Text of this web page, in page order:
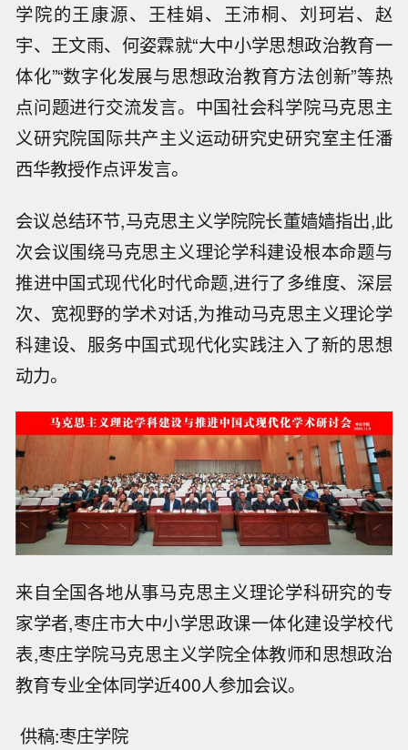
学院的王康源、王桂娟、王沛桐、刘珂岩、赵
宇、王文雨、何姿霖就“大中小学思想政治教育一
体化”“数字化发展与思想政治教育方法创新”等热
点问题进行交流发言。中国社会科学院马克思主
义研究院国际共产主义运动研究史研究室主任潘
西华教授作点评发言。
会议总结环节,马克思主义学院院长董嫱嫱指出,此
次会议围绕马克思主义理论学科建设根本命题与
推进中国式现代化时代命题,进行了多维度、深层
次、宽视野的学术对话,为推动马克思主义理论学
科建设、服务中国式现代化实践注入了新的思想
动力。
来自全国各地从事马克思主义理论学科研究的专
家学者,枣庄市大中小学思政课一体化建设学校代
表,枣庄学院马克思主义学院全体教师和思想政治
教育专业全体同学近400人参加会议。
供稿:枣庄学院